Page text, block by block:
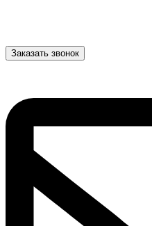
Заказать звонок